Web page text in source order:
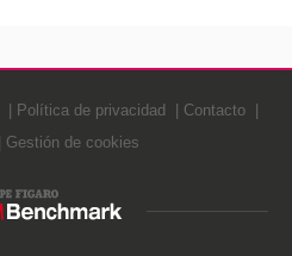
Política de privacidad
Contacto
Gestión de cookies